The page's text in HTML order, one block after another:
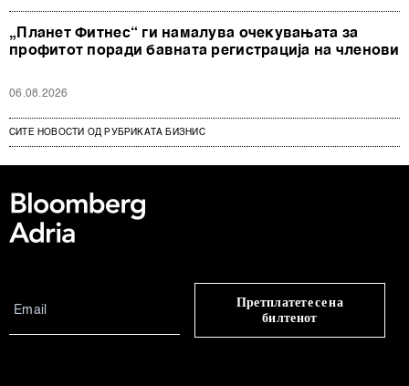
„Планет Фитнес“ ги намалува очекувањата за
профитот поради бавната регистрација на членови
06.08.2026
СИТЕ НОВОСТИ ОД РУБРИКАТА БИЗНИС
Претплатете се на
билтенот